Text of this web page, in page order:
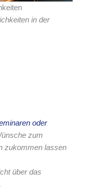
in der
oder
zum
zukommen lassen
über das